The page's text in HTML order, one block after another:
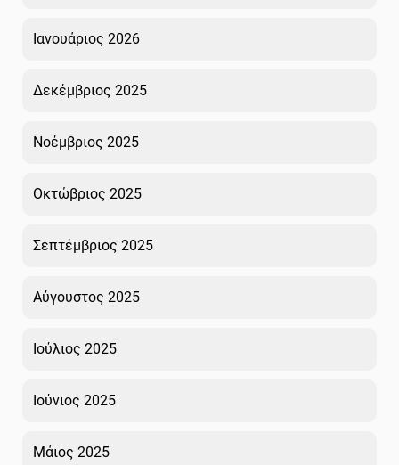
Ιανουάριος 2026
Δεκέμβριος 2025
Νοέμβριος 2025
Οκτώβριος 2025
Σεπτέμβριος 2025
Αύγουστος 2025
Ιούλιος 2025
Ιούνιος 2025
Μάιος 2025